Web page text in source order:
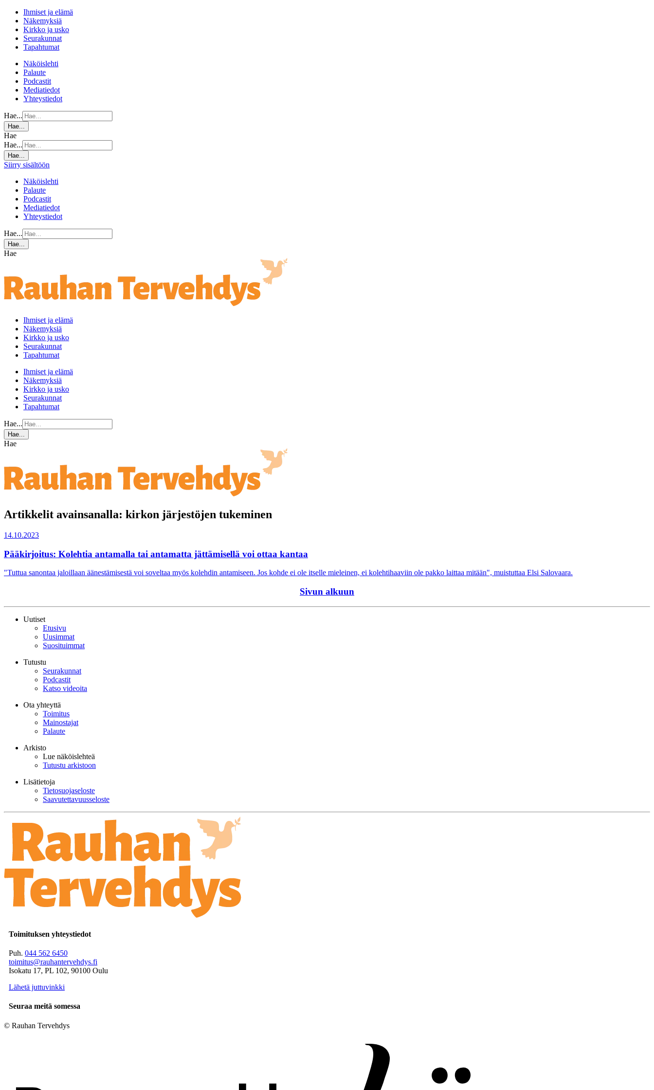
Ihmiset ja elämä
Näkemyksiä
Kirkko ja usko
Seurakunnat
Tapahtumat
Näköislehti
Palaute
Podcastit
Mediatiedot
Yhteystiedot
Hae...
Hae...
Hae
Hae...
Hae...
Siirry sisältöön
Näköislehti
Palaute
Podcastit
Mediatiedot
Yhteystiedot
Hae...
Hae...
Hae
Ihmiset ja elämä
Näkemyksiä
Kirkko ja usko
Seurakunnat
Tapahtumat
Ihmiset ja elämä
Näkemyksiä
Kirkko ja usko
Seurakunnat
Tapahtumat
Hae...
Hae...
Hae
Artikkelit avainsanalla: kirkon järjestöjen tukeminen
14.10.2023
Pääkirjoitus: Kolehtia antamalla tai antamatta jättämisellä voi ottaa kantaa
"Tuttua sanontaa jaloillaan äänestämisestä voi soveltaa myös kolehdin antamiseen. Jos kohde ei ole itselle mieleinen, ei kolehtihaaviin ole pakko laittaa mitään", muistuttaa Elsi Salovaara.
Sivun alkuun
Uutiset
Etusivu
Uusimmat
Suosituimmat
Tutustu
Seurakunnat
Podcastit
Katso videoita
Ota yhteyttä
Toimitus
Mainostajat
Palaute
Arkisto
Lue näköislehteä
Tutustu arkistoon
Lisätietoja
Tietosuojaseloste
Saavutettavuusseloste
Toimituksen yhteystiedot
Puh. 044 562 6450
toimitus@rauhantervehdys.fi
Isokatu 17, PL 102, 90100 Oulu
Lähetä juttuvinkki
Seuraa meitä somessa
© Rauhan Tervehdys